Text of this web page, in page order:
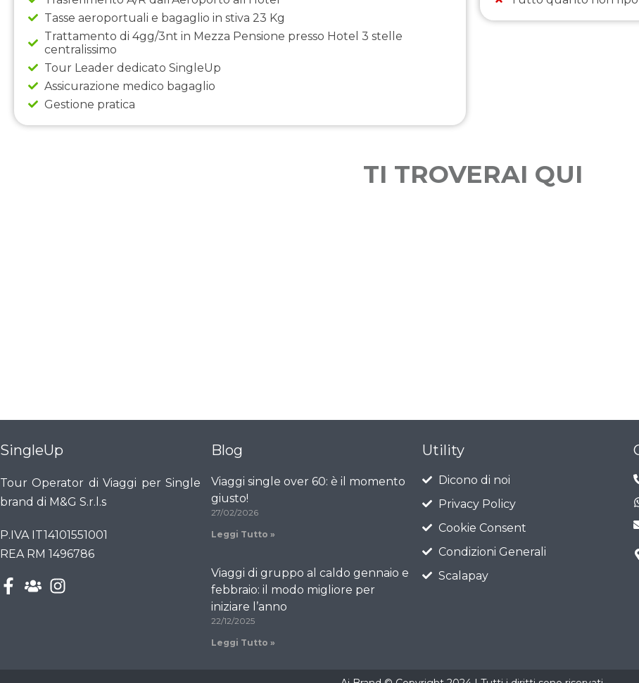
Tasse aeroportuali e bagaglio in stiva 23 Kg
Trattamento di 4gg/3nt in Mezza Pensione presso Hotel 3 stelle
centralissimo
Tour Leader dedicato SingleUp
Assicurazione medico bagaglio
Gestione pratica
TI TROVERAI QUI
SingleUp
Tour Operator di Viaggi per Single
brand di M&G S.r.l.s
P.IVA IT14101551001
REA RM 1496786
Blog
Viaggi single over 60: è il momento
giusto!
27/02/2026
Leggi Tutto »
Viaggi di gruppo al caldo gennaio e
febbraio: il modo migliore per
iniziare l’anno
22/12/2025
Leggi Tutto »
Utility
Dicono di noi
Privacy Policy
Cookie Consent
Condizioni Generali
Scalapay